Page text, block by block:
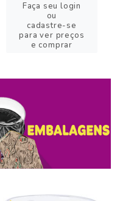
Faça seu login
ou
cadastre-se
para ver preços
e comprar